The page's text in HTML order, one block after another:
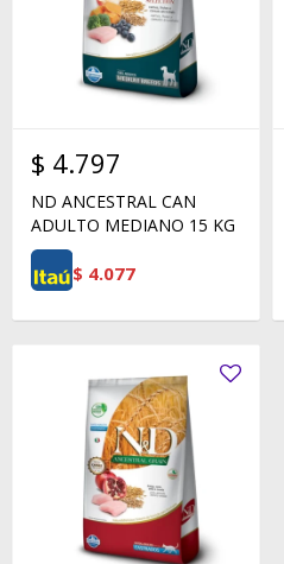
$ 4.797
ND ANCESTRAL CAN
ADULTO MEDIANO 15 KG
$ 4.077